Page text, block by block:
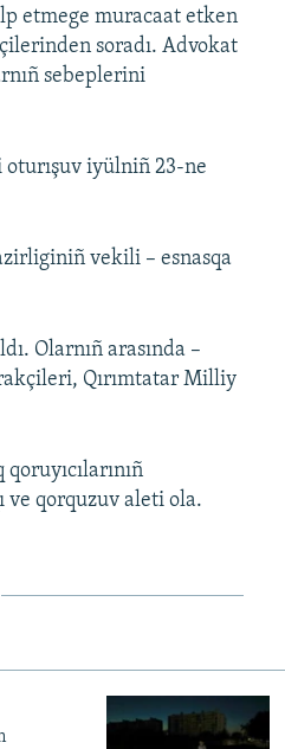
etmege muracaat etken
soradı. Advokat
sebeplerini
oturışuv iyülniñ 23-ne
vekili – esnasqa
Olarnıñ arasında –
Qırımtatar Milliy
ve qorquzuv aleti ola.